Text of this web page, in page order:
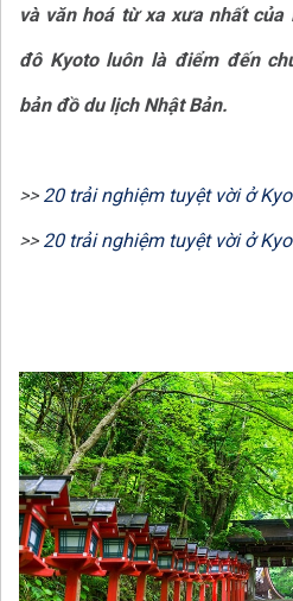
và văn hoá từ xa xưa nhất của
đô Kyoto luôn là điểm đến
bản đồ du lịch Nhật Bản.
>> 20 trải nghiệm tuyệt vời ở
>> 20 trải nghiệm tuyệt vời ở